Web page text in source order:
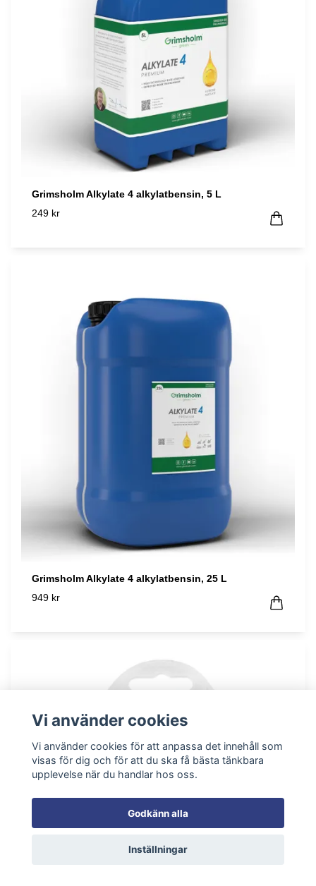
Grimsholm Alkylate 4 alkylatbensin, 5 L
249 kr
Grimsholm Alkylate 4 alkylatbensin, 25 L
949 kr
Vi använder cookies
Vi använder cookies för att anpassa det innehåll som
visas för dig och för att du ska få bästa tänkbara
upplevelse när du handlar hos oss.
Godkänn alla
Inställningar